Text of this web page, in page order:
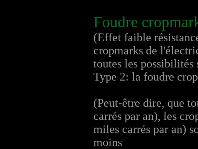
Foudre
(Effet faible
cropmarks de
toutes les
Type 2: la foudre
(Peut-être dire, que
carrés par an), les
miles carrés par an)
moins